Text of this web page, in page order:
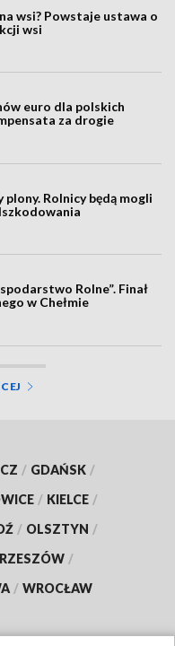
wsi? Powstaje ustawa o
wsi
euro dla polskich
za drogie
plony. Rolnicy będą mogli
Rolne”. Finał
w Chełmie
/ GDAŃSK /
/ KIELCE /
/ OLSZTYN /
RZESZÓW /
/ WROCŁAW